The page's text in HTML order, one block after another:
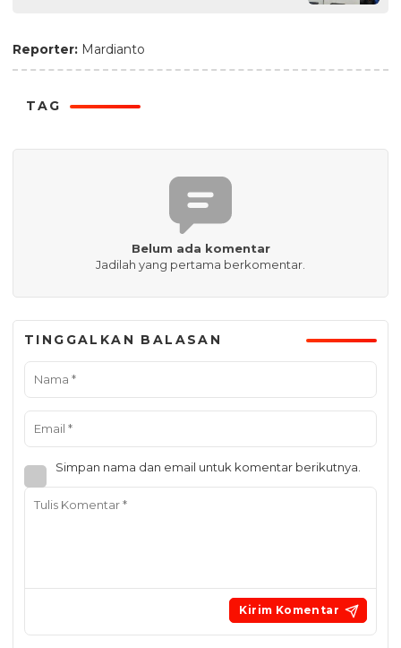
Reporter: Mardianto
TAG
Belum ada komentar
Jadilah yang pertama berkomentar.
TINGGALKAN BALASAN
Simpan nama dan email untuk komentar berikutnya.